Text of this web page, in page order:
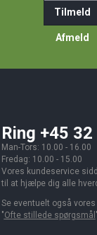
Tilmeld
Afmeld
Ring +45
Man-Tors: 10.00 - 16.00
Fredag: 10.00 - 15.00
Vores kundeservice
til at hjælpe dig alle
Se eventuelt også vores
"Ofte stillede spørgsmål ".